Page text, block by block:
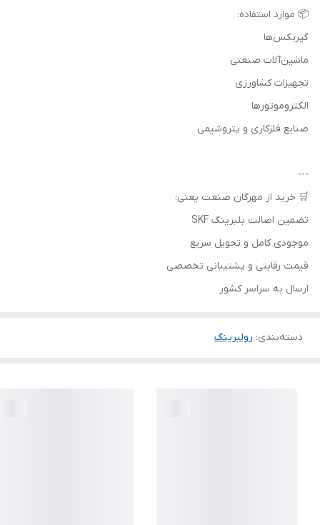
📦 موارد استفاده:
گیربکس‌ها
ماشین‌آلات صنعتی
تجهیزات کشاورزی
الکتروموتورها
صنایع فلزکاری و پتروشیمی
---
🛒 خرید از مهرگان صنعت یعنی:
تضمین اصالت بلبرینگ SKF
موجودی کامل و تحویل سریع
قیمت رقابتی و پشتیبانی تخصصی
ارسال به سراسر کشور
دسته‌بندی: رولبرینگ